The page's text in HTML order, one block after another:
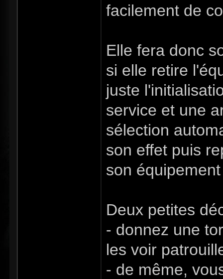
facilement de
Elle fera donc
si elle retire
juste
service et une
sélection
son effet puis
son
Deux petites
- donnez une
les voir
- de même,